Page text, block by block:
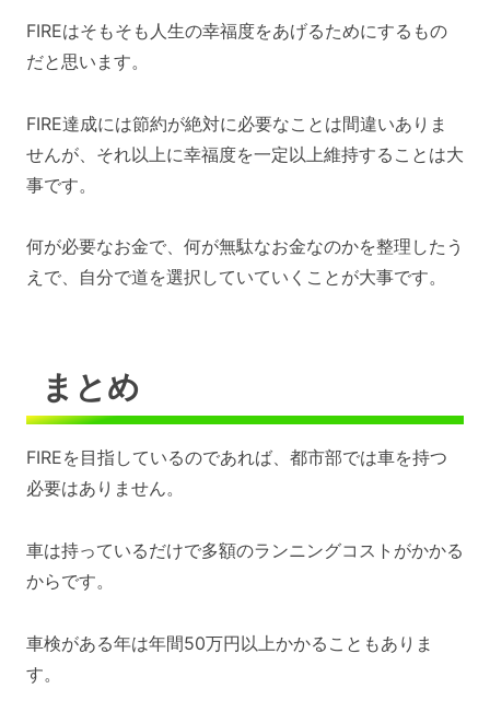
FIREはそもそも人生の幸福度をあげるためにするもの
だと思います。
FIRE達成には節約が絶対に必要なことは間違いありま
せんが、それ以上に幸福度を一定以上維持することは大
事です。
何が必要なお金で、何が無駄なお金なのかを整理したう
えで、自分で道を選択していていくことが大事です。
まとめ
FIREを目指しているのであれば、都市部では車を持つ
必要はありません。
車は持っているだけで多額のランニングコストがかかる
からです。
車検がある年は年間50万円以上かかることもありま
す。